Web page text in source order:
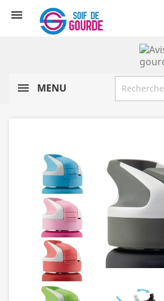

MENU